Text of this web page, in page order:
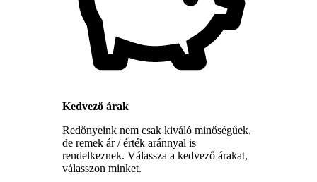
Kedvező árak
Redőnyeink nem csak kiváló minőségűek,
de remek ár / érték aránnyal is
rendelkeznek. Válassza a kedvező árakat,
válasszon minket.